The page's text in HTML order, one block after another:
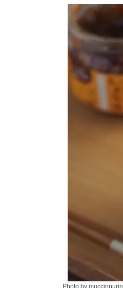
Photo by muccinpurin